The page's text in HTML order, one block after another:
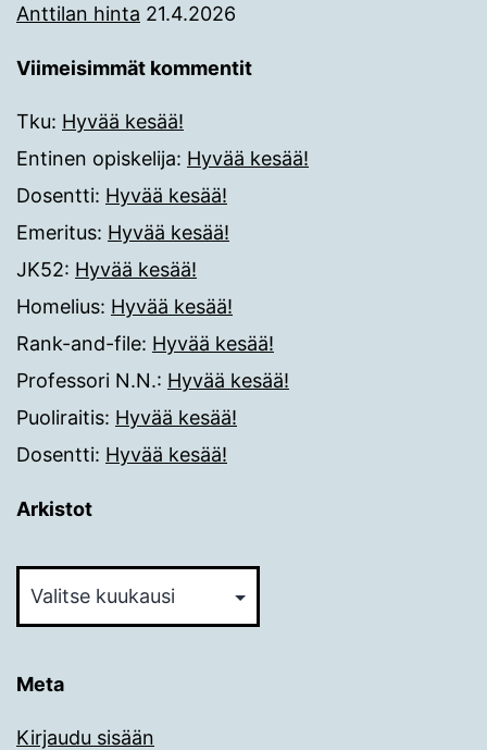
Anttilan hinta 21.4.2026
Viimeisimmät kommentit
Tku: Hyvää kesää!
Entinen opiskelija: Hyvää kesää!
Dosentti: Hyvää kesää!
Emeritus: Hyvää kesää!
JK52: Hyvää kesää!
Homelius: Hyvää kesää!
Rank-and-file: Hyvää kesää!
Professori N.N.: Hyvää kesää!
Puoliraitis: Hyvää kesää!
Dosentti: Hyvää kesää!
Arkistot
Meta
Kirjaudu sisään